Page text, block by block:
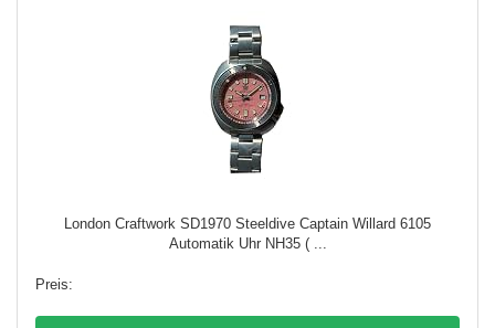
London Craftwork SD1970 Steeldive Captain Willard 6105
Automatik Uhr NH35 ( ...